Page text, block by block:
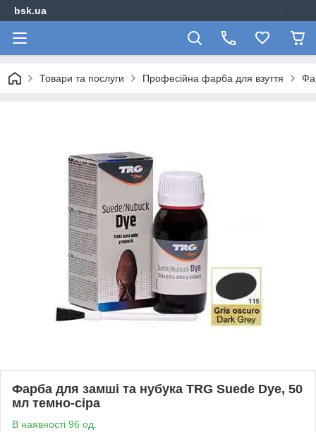
bsk.ua
Товари та послуги Професійна фарба для взуття
Фарба для замші та нубука TRG Suede Dye, 50
мл темно-сіра
В наявності 96 од.